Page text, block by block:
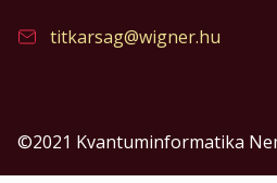
titkarsag@wigner.hu
©2021 Kvantuminformatika